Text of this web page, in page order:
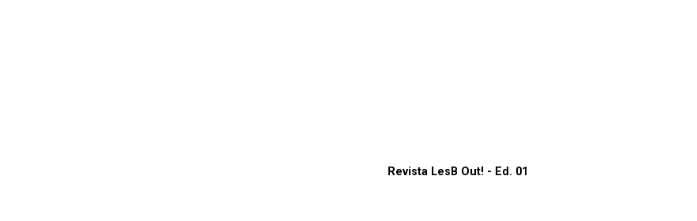
Revista LesB Out! - Ed. 01